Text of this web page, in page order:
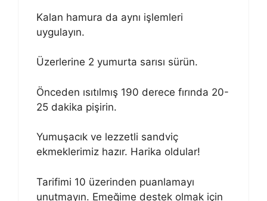
Kalan hamura da aynı işlemleri
uygulayın.
Üzerlerine 2 yumurta sarısı sürün.
Önceden ısıtılmış 190 derece fırında 20-
25 dakika pişirin.
Yumuşacık ve lezzetli sandviç
ekmeklerimiz hazır. Harika oldular!
Tarifimi 10 üzerinden puanlamayı
unutmayın. Emeğime destek olmak için